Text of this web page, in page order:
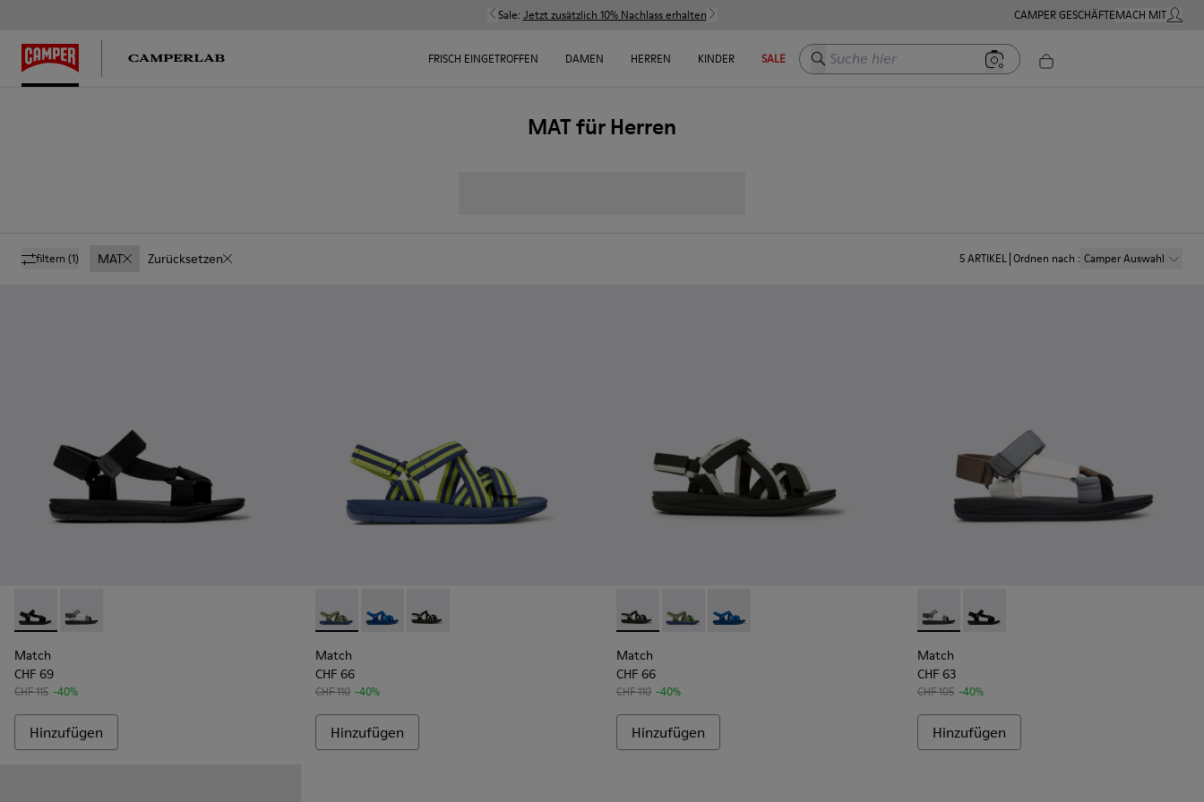
Sale: Jetzt zusätzlich 10% Nachlass erhalten CAMPER GESCHÄFTEMACH MITMEIN
FRISCH EINGETROFFEN DAMEN HERREN KINDER SALE Suche hier
MAT für Herren
filtern (1) MAT Zurücksetzen 5ARTIKEL Ordnen nach : Camper Auswahl
Match - K100539-001 - Schwarze Textilsandalen für Herren.
Match - K100539-013 - Mehrfarbige Herrensandale
Match
CHF 69
CHF 115 -40%
Hinzufügen
Match - K100781-008 - Blau-gelbe Herrensandale aus Textil
Match - K100781-004 - Herrensandale aus Recycling-PET in Blau
Match - K100781-001 - Herrensandale aus Recycling-PET Schwarz/Weiß
Match
CHF 66
CHF 110 -40%
Hinzufügen
Match - K100781-001 - Herrensandale aus Recycling-PET Schwarz/Weiß
Match - K100781-008 - Blau-gelbe Herrensandale aus Textil
Match - K100781-004 - Herrensandale aus Recycling-PET in Blau
Match
CHF 66
CHF 110 -40%
Hinzufügen
Match - K100539-013 - Mehrfarbige
Match - K100539-001 - Schwarze
Match
CHF 63
CHF 105 -40%
Hinzufügen